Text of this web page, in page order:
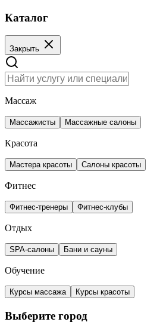
Каталог
Закрыть
Массаж
Массажисты Массажные салоны
Красота
Мастера красоты Салоны красоты
Фитнес
Фитнес-тренеры Фитнес-клубы
Отдых
SPA-салоны Бани и сауны
Обучение
Курсы массажа Курсы красоты
Выберите город